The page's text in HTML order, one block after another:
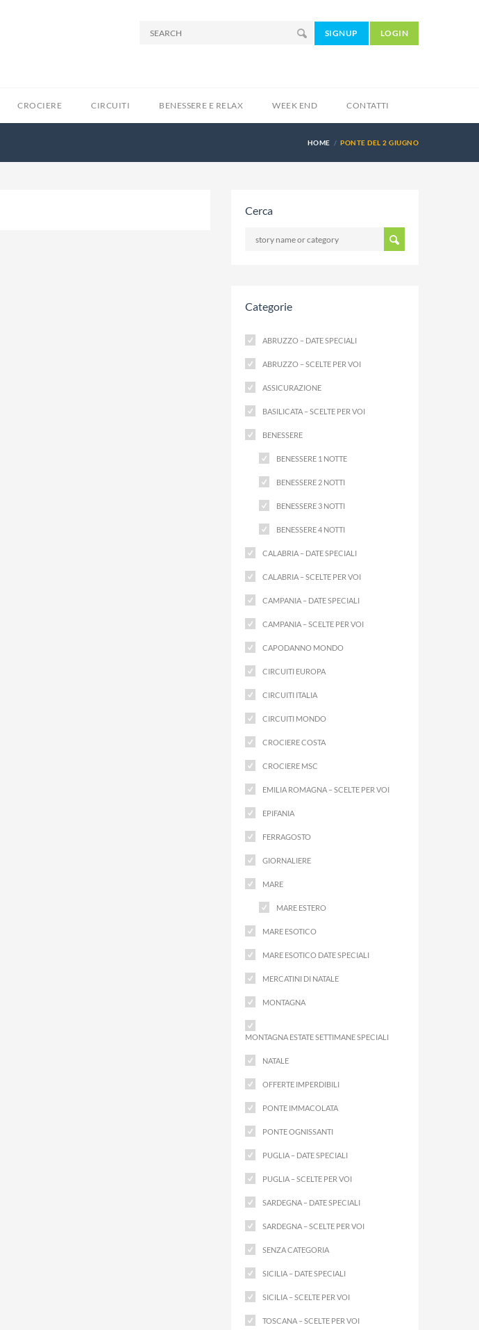
SIGNUP LOGIN
CROCIERE CIRCUITI BENESSERE E RELAX WEEK END CONTATTI
HOME PONTE DEL 2 GIUGNO
Cerca
Categorie
ABRUZZO – DATE SPECIALI
ABRUZZO – SCELTE PER VOI
ASSICURAZIONE
BASILICATA – SCELTE PER VOI
BENESSERE
BENESSERE 1 NOTTE
BENESSERE 2 NOTTI
BENESSERE 3 NOTTI
BENESSERE 4 NOTTI
CALABRIA – DATE SPECIALI
CALABRIA – SCELTE PER VOI
CAMPANIA – DATE SPECIALI
CAMPANIA – SCELTE PER VOI
CAPODANNO MONDO
CIRCUITI EUROPA
CIRCUITI ITALIA
CIRCUITI MONDO
CROCIERE COSTA
CROCIERE MSC
EMILIA ROMAGNA – SCELTE PER VOI
EPIFANIA
FERRAGOSTO
GIORNALIERE
MARE
MARE ESTERO
MARE ESOTICO
MARE ESOTICO DATE SPECIALI
MERCATINI DI NATALE
MONTAGNA
MONTAGNA ESTATE SETTIMANE SPECIALI
NATALE
OFFERTE IMPERDIBILI
PONTE IMMACOLATA
PONTE OGNISSANTI
PUGLIA – DATE SPECIALI
PUGLIA – SCELTE PER VOI
SARDEGNA – DATE SPECIALI
SARDEGNA – SCELTE PER VOI
SENZA CATEGORIA
SICILIA – DATE SPECIALI
SICILIA – SCELTE PER VOI
TOSCANA – SCELTE PER VOI